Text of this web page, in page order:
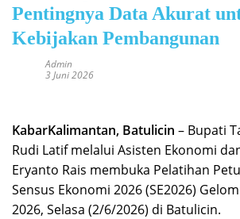
Pentingnya Data Akurat
Kebijakan Pembangunan
Admin
3 Juni 2026
KabarKalimantan, Batulicin – Bupati
Rudi Latif melalui Asisten Ekonomi
Eryanto Rais membuka Pelatihan
Sensus Ekonomi 2026 (SE2026)
2026, Selasa (2/6/2026) di Batulicin.